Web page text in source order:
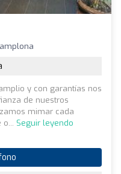
y con garantías nos
de nuestros
mimar cada
Seguir leyendo